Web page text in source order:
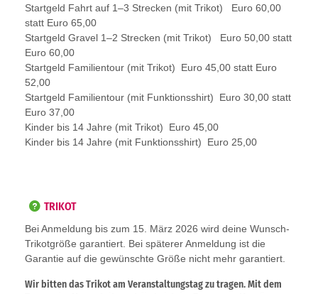
Startgeld Fahrt auf 1–3 Strecken (mit Trikot) Euro 60,00
statt Euro 65,00
Startgeld Gravel 1–2 Strecken (mit Trikot) Euro 50,00 statt
Euro 60,00
Startgeld Familientour (mit Trikot) Euro 45,00 statt Euro
52,00
Startgeld Familientour (mit Funktionsshirt) Euro 30,00 statt
Euro 37,00
Kinder bis 14 Jahre (mit Trikot) Euro 45,00
Kinder bis 14 Jahre (mit Funktionsshirt) Euro 25,00
TRIKOT
Bei Anmeldung bis zum 15. März 2026 wird deine Wunsch-
Trikotgröße garantiert. Bei späterer Anmeldung ist die
Garantie auf die gewünschte Größe nicht mehr garantiert.
Wir bitten das Trikot am Veranstaltungstag zu tragen. Mit dem